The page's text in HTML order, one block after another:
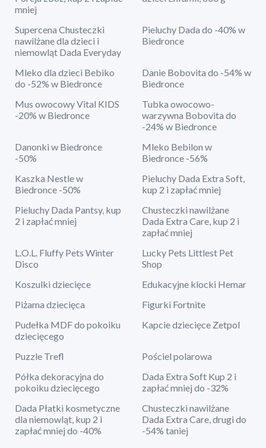
mniej
Supercena Chusteczki
nawilżane dla dzieci i
niemowląt Dada Everyday
Pieluchy Dada do -40% w
Biedronce
Mleko dla dzieci Bebiko
do -52% w Biedronce
Danie Bobovita do -54% w
Biedronce
Mus owocowy Vital KIDS
-20% w Biedronce
Tubka owocowo-
warzywna Bobovita do
-24% w Biedronce
Danonki w Biedronce
-50%
Mleko Bebilon w
Biedronce -56%
Kaszka Nestle w
Biedronce -50%
Pieluchy Dada Extra Soft,
kup 2 i zapłać mniej
Pieluchy Dada Pantsy, kup
2 i zapłać mniej
Chusteczki nawilżane
Dada Extra Care, kup 2 i
zapłać mniej
L.O.L. Fluffy Pets Winter
Disco
Lucky Pets Littlest Pet
Shop
Koszulki dziecięce
Edukacyjne klocki Hemar
Piżama dziecięca
Figurki Fortnite
Pudełka MDF do pokoiku
dziecięcego
Kapcie dziecięce Zetpol
Puzzle Trefl
Pościel polarowa
Półka dekoracyjna do
pokoiku dziecięcego
Dada Extra Soft Kup 2 i
zapłać mniej do -32%
Dada Płatki kosmetyczne
dla niemowląt, kup 2 i
zapłać mniej do -40%
Chusteczki nawilżane
Dada Extra Care, drugi do
-54% taniej